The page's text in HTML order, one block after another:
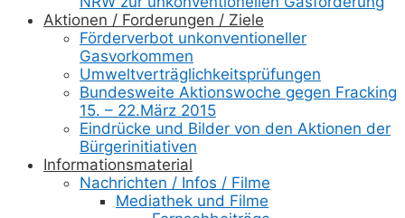
Aktionen / Forderungen / Ziele
Förderverbot unkonventioneller
Gasvorkommen
Umweltverträglichkeitsprüfungen
Bundesweite Aktionswoche gegen Fracking
15. – 22.März 2015
Eindrücke und Bilder von den Aktionen der
Bürgerinitiativen
Informationsmaterial
Nachrichten / Infos / Filme
Mediathek und Filme